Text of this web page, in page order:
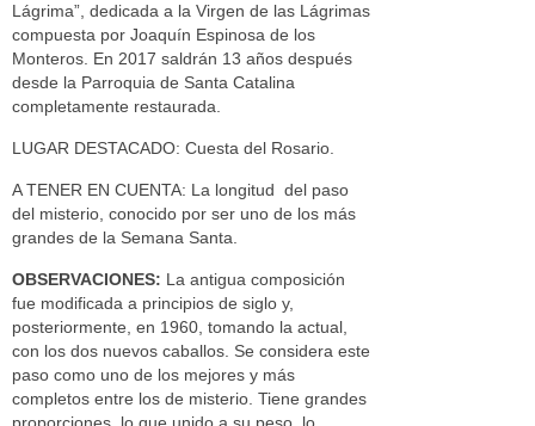
Lágrima”, dedicada a la Virgen de las Lágrimas
compuesta por Joaquín Espinosa de los
Monteros. En 2017 saldrán 13 años después
desde la Parroquia de Santa Catalina
completamente restaurada.
LUGAR DESTACADO: Cuesta del Rosario.
A TENER EN CUENTA: La longitud del paso
del misterio, conocido por ser uno de los más
grandes de la Semana Santa.
OBSERVACIONES: La antigua composición
fue modificada a principios de siglo y,
posteriormente, en 1960, tomando la actual,
con los dos nuevos caballos. Se considera este
paso como uno de los mejores y más
completos entre los de misterio. Tiene grandes